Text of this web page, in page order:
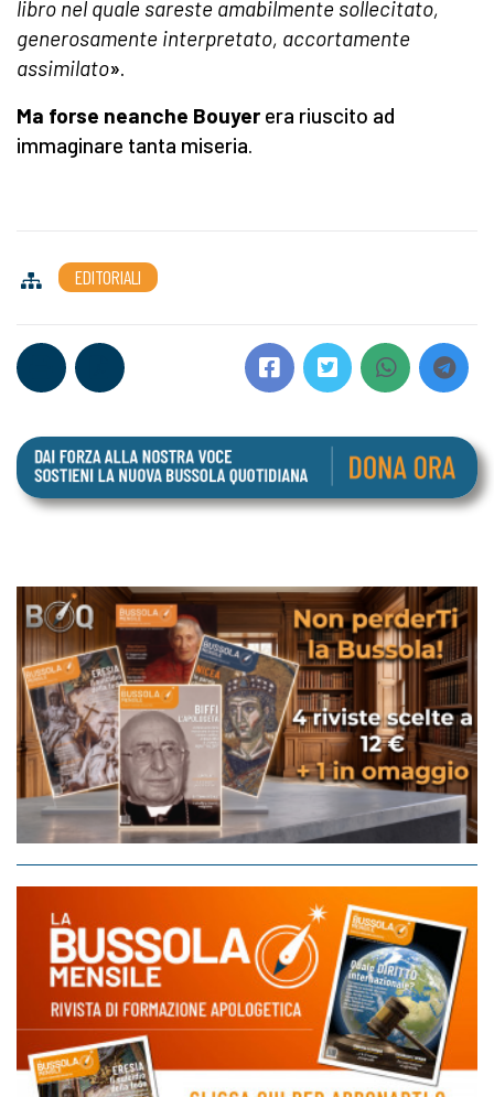
libro nel quale sareste amabilmente sollecitato,
generosamente interpretato, accortamente
assimilato».
Ma forse neanche Bouyer era riuscito ad
immaginare tanta miseria.
EDITORIALI